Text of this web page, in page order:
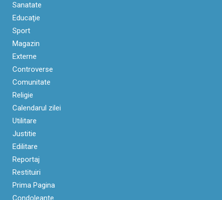
Sanatate
Educaţie
Sport
Magazin
Externe
Controverse
Comunitate
Religie
Calendarul zilei
Utilitare
Justitie
Edilitare
Reportaj
Restituiri
Prima Pagina
Condoleante